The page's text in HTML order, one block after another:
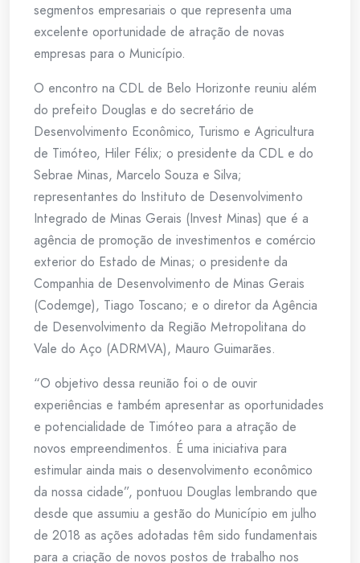
segmentos empresariais o que representa uma
excelente oportunidade de atração de novas
empresas para o Município.
O encontro na CDL de Belo Horizonte reuniu além
do prefeito Douglas e do secretário de
Desenvolvimento Econômico, Turismo e Agricultura
de Timóteo, Hiler Félix; o presidente da CDL e do
Sebrae Minas, Marcelo Souza e Silva;
representantes do Instituto de Desenvolvimento
Integrado de Minas Gerais (Invest Minas) que é a
agência de promoção de investimentos e comércio
exterior do Estado de Minas; o presidente da
Companhia de Desenvolvimento de Minas Gerais
(Codemge), Tiago Toscano; e o diretor da Agência
de Desenvolvimento da Região Metropolitana do
Vale do Aço (ADRMVA), Mauro Guimarães.
“O objetivo dessa reunião foi o de ouvir
experiências e também apresentar as oportunidades
e potencialidade de Timóteo para a atração de
novos empreendimentos. É uma iniciativa para
estimular ainda mais o desenvolvimento econômico
da nossa cidade”, pontuou Douglas lembrando que
desde que assumiu a gestão do Município em julho
de 2018 as ações adotadas têm sido fundamentais
para a criação de novos postos de trabalho nos